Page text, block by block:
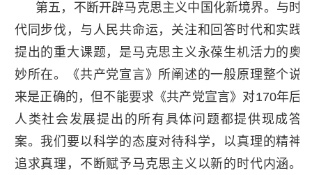
第五，不断开辟马克思主义中国化新境界。与时
代同步伐，与人民共命运，关注和回答时代和实践
提出的重大课题，是马克思主义永葆生机活力的奥
妙所在。《共产党宣言》所阐述的一般原理整个说
来是正确的，但不能要求《共产党宣言》对170年后
人类社会发展提出的所有具体问题都提供现成答
案。我们要以科学的态度对待科学，以真理的精神
追求真理，不断赋予马克思主义以新的时代内涵。